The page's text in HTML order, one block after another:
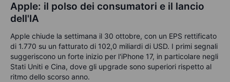
Apple: il polso dei consumatori e il lancio
dell'IA
Apple chiude la settimana il 30 ottobre, con un EPS rettificato
di 1.770 su un fatturato di 102,0 miliardi di USD. I primi segnali
suggeriscono un forte inizio per l'iPhone 17, in particolare negli
Stati Uniti e Cina, dove gli upgrade sono superiori rispetto al
ritmo dello scorso anno.